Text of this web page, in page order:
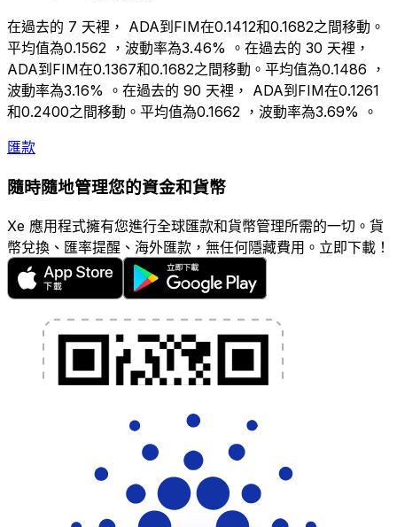
在過去的 7 天裡， ADA到FIM在0.1412和0.1682之間移動。
平均值為0.1562 ，波動率為3.46% 。在過去的 30 天裡，
ADA到FIM在0.1367和0.1682之間移動。平均值為0.1486 ，
波動率為3.16% 。在過去的 90 天裡， ADA到FIM在0.1261
和0.2400之間移動。平均值為0.1662 ，波動率為3.69% 。
匯款
隨時隨地管理您的資金和貨幣
Xe 應用程式擁有您進行全球匯款和貨幣管理所需的一切。貨
幣兌換、匯率提醒、海外匯款，無任何隱藏費用。立即下載！